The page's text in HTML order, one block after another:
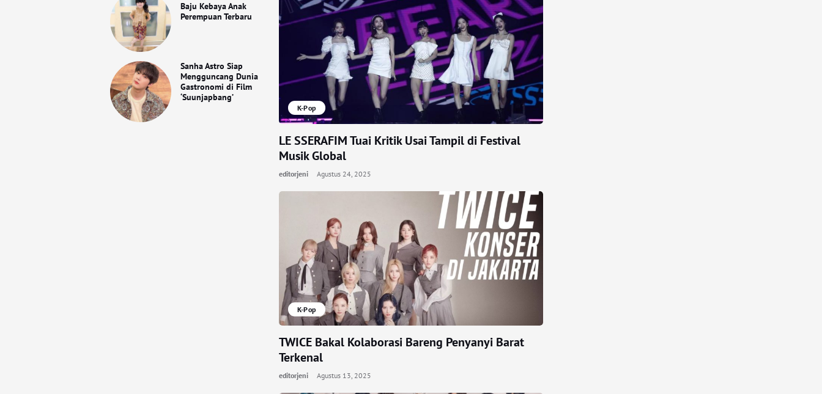
Baju Kebaya Anak
Perempuan Terbaru
Sanha Astro Siap
Mengguncang Dunia
Gastronomi di Film
‘Suunjapbang’
K-Pop
LE SSERAFIM Tuai Kritik Usai Tampil di Festival
Musik Global
editorjeni Agustus 24, 2025
K-Pop
TWICE Bakal Kolaborasi Bareng Penyanyi Barat
Terkenal
editorjeni Agustus 13, 2025